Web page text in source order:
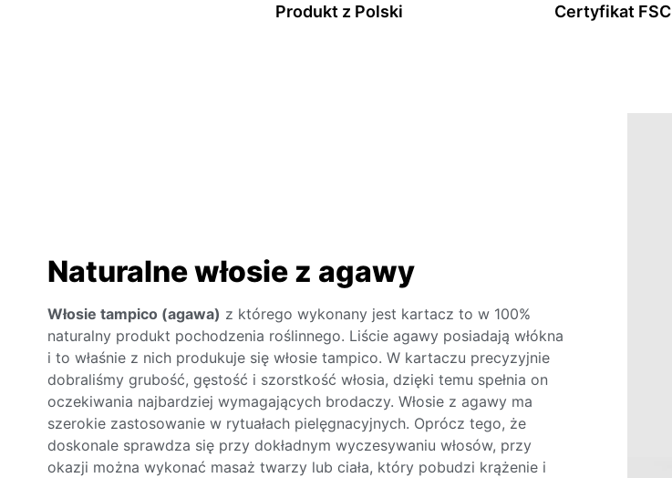
Produkt z Polski Certyfikat FSC
Naturalne włosie z agawy
Włosie tampico (agawa) z którego wykonany jest kartacz to w 100%
naturalny produkt pochodzenia roślinnego. Liście agawy posiadają włókna
i to właśnie z nich produkuje się włosie tampico. W kartaczu precyzyjnie
dobraliśmy grubość, gęstość i szorstkość włosia, dzięki temu spełnia on
oczekiwania najbardziej wymagających brodaczy. Włosie z agawy ma
szerokie zastosowanie w rytuałach pielęgnacyjnych. Oprócz tego, że
doskonale sprawdza się przy dokładnym wyczesywaniu włosów, przy
okazji można wykonać masaż twarzy lub ciała, który pobudzi krążenie i